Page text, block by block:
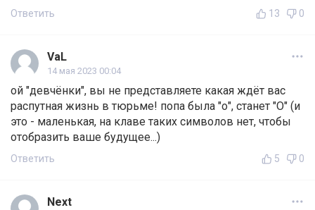
Ответить 13 0
VaL
14 мая 2023 00:04
ой "девчёнки", вы не представляете какая ждёт вас
распутная жизнь в тюрьме! попа была "о", станет "О" (и
это - маленькая, на клаве таких символов нет, чтобы
отобразить ваше будущее...)
Ответить 5 0
Next